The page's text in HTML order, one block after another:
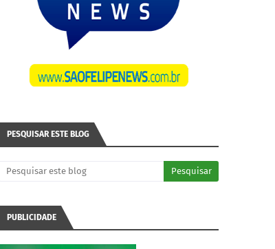
PESQUISAR ESTE BLOG
PUBLICIDADE